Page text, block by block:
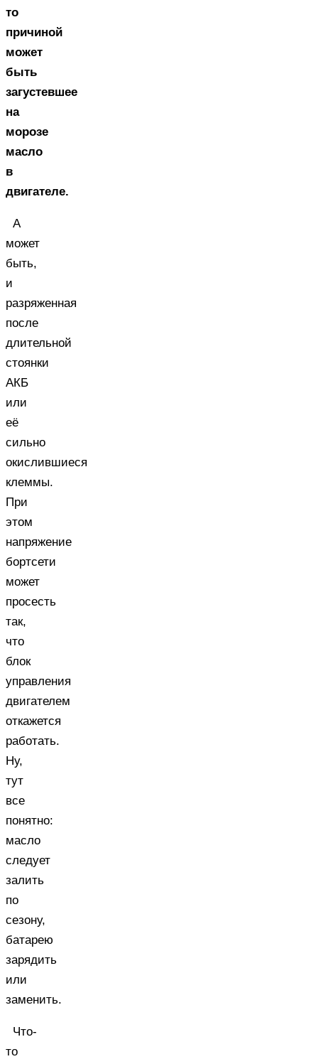
то
причиной
может
быть
загустевшее
на
морозе
масло
в
двигателе.
А
может
быть,
и
разряженная
после
длительной
стоянки
АКБ
или
её
сильно
окислившиеся
клеммы.
При
этом
напряжение
бортсети
может
просесть
так,
что
блок
управления
двигателем
откажется
работать.
Ну,
тут
все
понятно:
масло
следует
залить
по
сезону,
батарею
зарядить
или
заменить.
Что-
то